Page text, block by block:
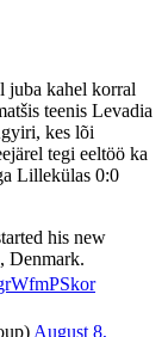
juba kahel korral
teenis Levadia
kes lõi
tegi eeltöö ka
Lillekülas 0:0
his new
Denmark.
August 8,